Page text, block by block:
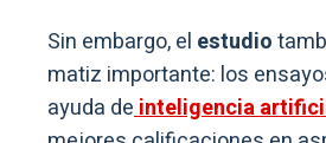
Sin embargo, el estudio
matiz importante: los
ayuda deinteligencia